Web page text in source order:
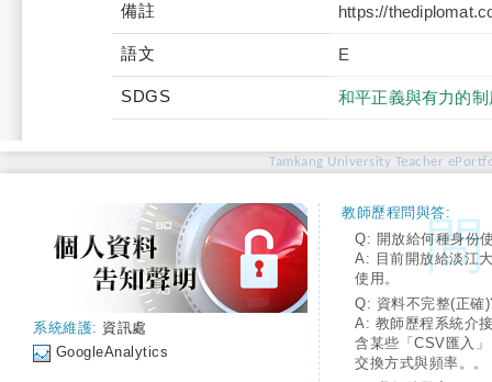
備註 https://
語文 E
SDGS 和平正義與有力的制
Tamkang University Teacher
系統維護: 資訊處
GoogleAnalytics
教師歷程問與答:
Q: 開放給何種身份
A: 目前開放給淡江
使用。
Q: 資料不完整(正確
A: 教師歷程系統介
含某些「CSV匯入
交換方式與頻率。。